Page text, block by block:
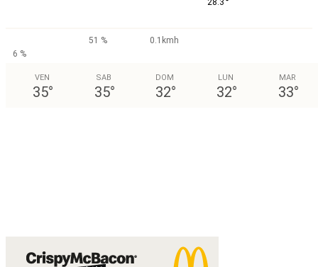
28.3
51 %
0.1kmh
6 %
VEN
35°
SAB
35°
DOM
32°
LUN
32°
MAR
33°